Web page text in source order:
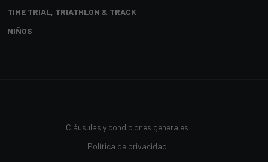
TIME TRIAL, TRIATHLON & TRACK
NIÑOS
Cláusulas y condiciones generales
Política de privacidad